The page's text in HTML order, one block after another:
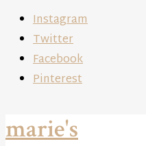
Instagram
Twitter
Facebook
Pinterest
marie's